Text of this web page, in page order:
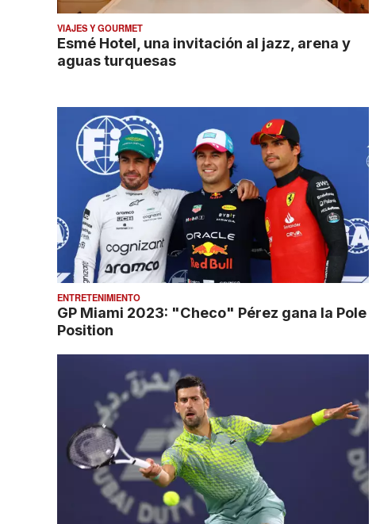
VIAJES Y GOURMET
Esmé Hotel, una invitación al jazz, arena y
aguas turquesas
ENTRETENIMIENTO
GP Miami 2023: "Checo" Pérez gana la Pole
Position